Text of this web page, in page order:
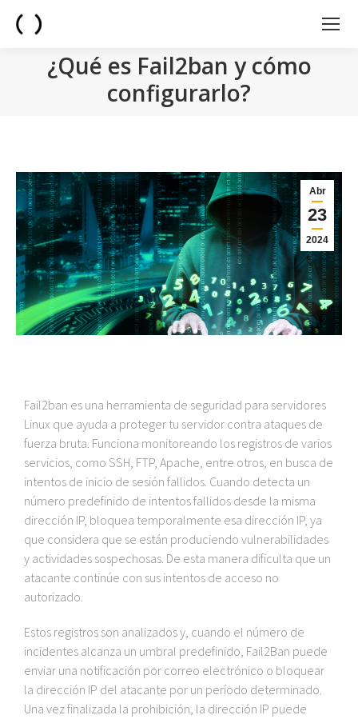
¿Qué es Fail2ban y cómo
configurarlo?
Abr
23
2024
Fail2ban es una herramienta de seguridad para servidores
Linux que ayuda a proteger tu servidor contra ataques de
fuerza bruta. Funciona monitoreando los registros de varios
servicios, como SSH, FTP, Apache, entre otros, en busca de
intentos de inicio de sesión fallidos. Cuando detecta un
número predefinido de intentos fallidos desde la misma
dirección IP, bloquea temporalmente esa dirección IP, ya
que considera que se están produciendo vulnerabilidades
y actividades sospechosas. De esta manera dificulta que un
atacante continúe con sus intentos de acceso no
autorizado.
Estos registros son analizados y, cuando el número de
incidentes alcanza un umbral predefinido, Fail2Ban puede
enviar una notificación por correo electrónico o bloquear
la dirección IP del atacante por un período determinado.
Una vez finalizada la prohibición, la dirección IP puede